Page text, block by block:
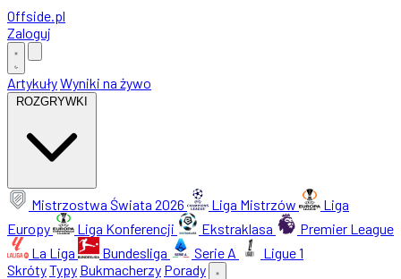
Offside.pl
Zaloguj
ArtykułyWyniki na żywo
ROZGRYWKI
Mistrzostwa Świata 2026 Liga Mistrzów
Liga
Europy
Liga Konferencji Ekstraklasa
Premier League
La Liga
Bundesliga Serie A
Ligue 1
SkrótyTypy Bukmacherzy Porady